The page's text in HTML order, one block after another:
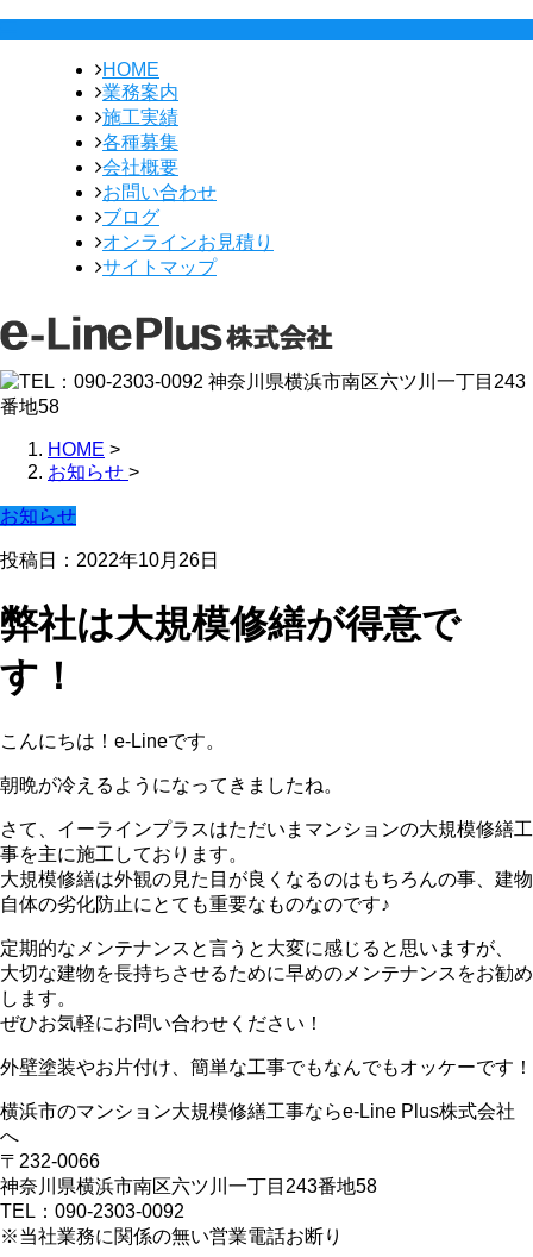
HOME
業務案内
施工実績
各種募集
会社概要
お問い合わせ
ブログ
オンラインお見積り
サイトマップ
HOME >
お知らせ >
お知らせ
投稿日：2022年10月26日
弊社は大規模修繕が得意で
す！
こんにちは！e-Lineです。
朝晩が冷えるようになってきましたね。
さて、イーラインプラスはただいまマンションの大規模修繕工
事を主に施工しております。
大規模修繕は外観の見た目が良くなるのはもちろんの事、建物
自体の劣化防止にとても重要なものなのです♪
定期的なメンテナンスと言うと大変に感じると思いますが、
大切な建物を長持ちさせるために早めのメンテナンスをお勧め
します。
ぜひお気軽にお問い合わせください！
外壁塗装やお片付け、簡単な工事でもなんでもオッケーです！
横浜市のマンション大規模修繕工事ならe-Line Plus株式会社
へ
〒232-0066
神奈川県横浜市南区六ツ川一丁目243番地58
TEL：090-2303-0092
※当社業務に関係の無い営業電話お断り